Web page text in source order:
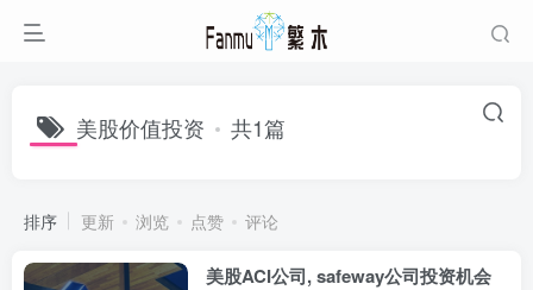
美股价值投资 共1篇
排序 更新 浏览 点赞 评论
美股ACI公司, safeway公司投资机会